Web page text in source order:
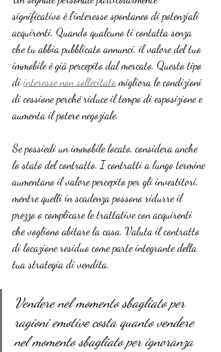
significativo è l’interesse spontaneo di potenziali
acquirenti. Quando qualcuno ti contatta senza
che tu abbia pubblicato annunci, il valore del tuo
immobile è già percepito dal mercato. Questo tipo
di interesse non sollecitato migliora le condizioni
di cessione perché riduce il tempo di esposizione e
aumenta il potere negoziale.
Se possiedi un immobile locato, considera anche
lo stato del contratto. I contratti a lungo termine
aumentano il valore percepito per gli investitori,
mentre quelli in scadenza possono ridurre il
prezzo o complicare le trattative con acquirenti
che vogliono abitare la casa. Valuta il contratto
di locazione residuo come parte integrante della
tua strategia di vendita.
Vendere nel momento sbagliato per
ragioni emotive costa quanto vendere
nel momento sbagliato per ignoranza